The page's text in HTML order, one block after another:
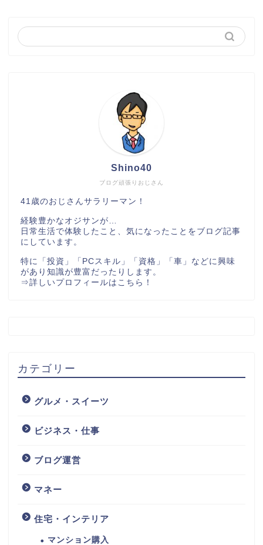
ブログ頑張りおじさん
Shino40
41歳のおじさんサラリーマン！
経験豊かなオジサンが…
日常生活で体験したこと、気になったことをブログ記事
にしています。
特に「投資」「PCスキル」「資格」「車」などに興味
があり知識が豊富だったりします。
⇒詳しいプロフィールはこちら！
カテゴリー
グルメ・スイーツ
ビジネス・仕事
ブログ運営
マネー
住宅・インテリア
マンション購入